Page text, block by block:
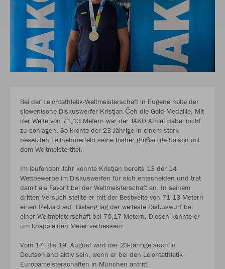
Bei der Leichtathletik-Weltmeisterschaft in Eugene holte der
slowenische Diskuswerfer Kristjan Čeh die Gold-Medaille. Mit
der Weite von 71,13 Metern war der JAKO Athlet dabei nicht
zu schlagen. So krönte der 23-Jährige in einem stark
besetzten Teilnehmerfeld seine bisher großartige Saison mit
dem Weltmeistertitel.
Im laufenden Jahr konnte Kristjan bereits 13 der 14
Wettbewerbe im Diskuswerfen für sich entscheiden und trat
damit als Favorit bei der Weltmeisterschaft an. In seinem
dritten Versuch stellte er mit der Bestweite von 71,13 Metern
einen Rekord auf. Bislang lag der weiteste Diskuswurf bei
einer Weltmeisterschaft bei 70,17 Metern. Diesen konnte er
um knapp einen Meter verbessern.
Vom 17. Bis 19. August wird der 23-Jährige auch in
Deutschland aktiv sein, wenn er bei den Leichtathletik-
Europameisterschaften in München antritt.